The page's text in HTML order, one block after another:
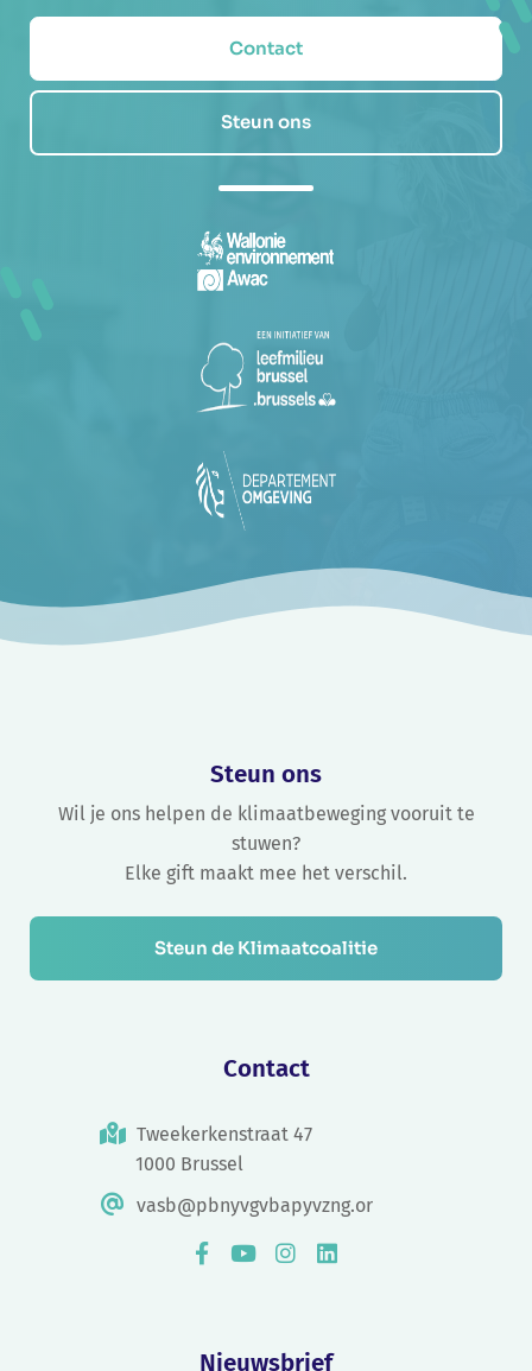
Contact
Steun ons
Steun ons
Wil je ons helpen de klimaatbeweging vooruit te
stuwen?
Elke gift maakt mee het verschil.
Steun de Klimaatcoalitie
Contact
Tweekerkenstraat 47
1000 Brussel
vasb@pbnyvgvbapyvzng.or
Nieuwsbrief